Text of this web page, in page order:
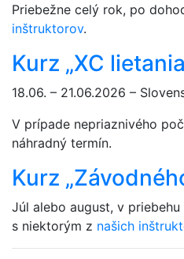
Priebežne celý rok, po
inštruktorov.
Kurz „XC
18.06. – 21.06.2026 –
V prípade nepriaznivého
náhradný termín.
Kurz
Júl alebo august, v
s niektorým z našich